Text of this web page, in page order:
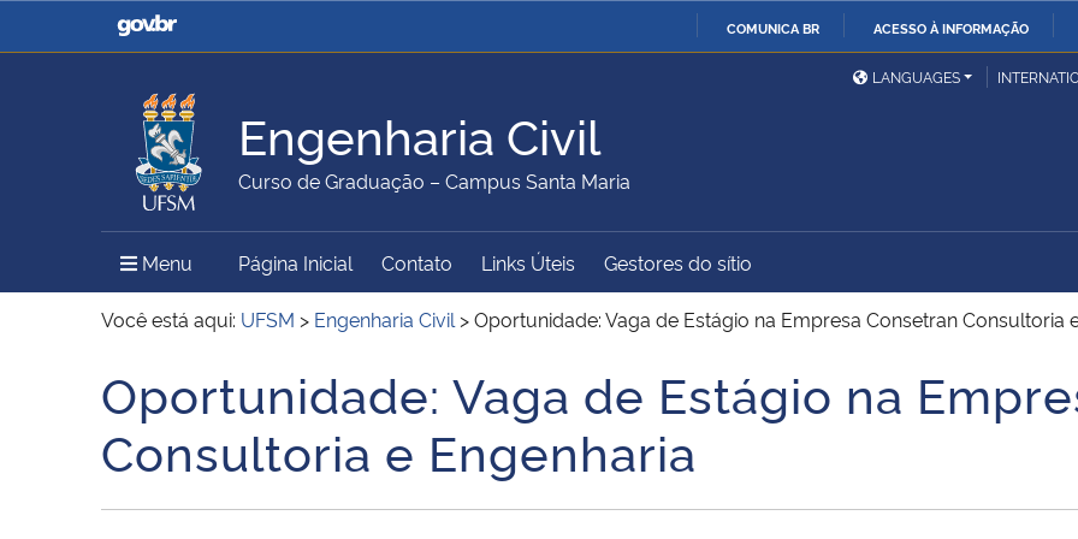
COMUNICA BR ACESSO À INFORMAÇÃO
Casa Civil
Ministério da Justiça e
Ministério da Defesa
Ministério das Relações
Exteriores
Ministério da Agricultura,
Pecuária e Abastecimento
Ministério da Educação Ministério da Cidadania
Ministério do Meio Ambiente Ministério do Turismo
Ministério do
Desenvolvimento Regional
Secretaria de Governo
Gabinete de Segurança
Institucional
Advocacia-Geral da União Banco Central do Brasil
LANGUAGES
Engenharia Civil
Curso de Graduação – Campus Santa Maria
Menu Menu Principal do Sítio
Página Inicial Contato Links Úteis Gestores do sítio
Você está aqui: UFSM > Engenharia Civil >Oportunidade: Vaga de Estágio na Empresa Consetran Consultoria
Início do conteúdo
Oportunidade: Vaga de Estágio na
Consultoria e Engenharia